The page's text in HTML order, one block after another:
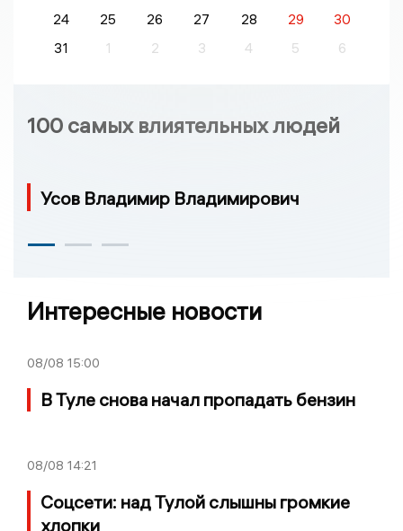
24
25 26 27 28 29
30
31
1 2 3 4 5 6
100 самых влиятельных людей
Усов Владимир Владимирович
Интересные новости
08/08 15:00
В Туле снова начал пропадать бензин
08/08 14:21
Соцсети: над Тулой слышны громкие
хлопки